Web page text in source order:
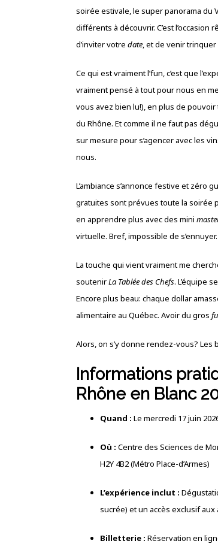
soirée estivale, le super panorama du
différents à découvrir. C’est
d’inviter votre date, et de venir trinquer
Ce qui est vraiment l’fun, c’est que
vraiment pensé à tout pour nous en
vous avez bien lu!), en plus de
du Rhône. Et comme il ne faut pas
sur mesure pour s’agencer avec les
nous.
L’ambiance s’annonce festive et zéro
gratuites sont prévues toute la soirée
en apprendre plus avec des mini
virtuelle. Bref, impossible de s’ennuyer.
La touche qui vient vraiment me
soutenirLa Tablée des Chefs. L’équipe
Encore plus beau: chaque dollar
alimentaire au Québec. Avoir du gros
Alors, on s’y donne rendez-vous? Les
Informations
Rhône en Blanc
Quand : Le mercredi 17 juin
Où : Centre des Sciences de
H2Y 4B2 (Métro Place-d’Armes)
L’expérience inclut :
sucrée) et un accès exclusif aux
Billetterie : Réservation en